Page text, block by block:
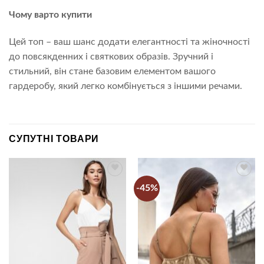
Чому варто купити
Цей топ – ваш шанс додати елегантності та жіночності
до повсякденних і святкових образів. Зручний і
стильний, він стане базовим елементом вашого
гардеробу, який легко комбінується з іншими речами.
СУПУТНІ ТОВАРИ
-45%